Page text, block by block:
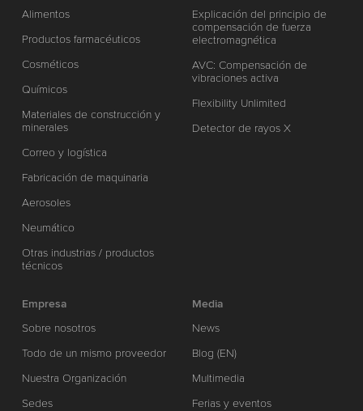
Alimentos
Productos farmacéuticos
Cosméticos
Químicos
Materiales de construcción y
minerales
Correo y logística
Fabricación de maquinaria
Aerosoles
Neumático
Otras industrias / productos
técnicos
Explicación del principio de
compensación de fuerza
electromagnética
AVC: Compensación de
vibraciones activa
Flexibility Unlimited
Detector de rayos X
Empresa
Sobre nosotros
Todo de un mismo proveedor
Nuestra Organización
Sedes
Media
News
Blog (EN)
Multimedia
Ferias y eventos